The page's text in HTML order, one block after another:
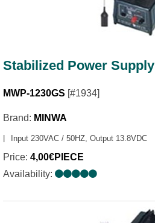
Stabilized Power Supply
MWP-1230GS [#1934]
Brand: MINWA
Input 230VAC / 50HZ, Output 13.8VDC
Price: 4,00€PIECE
Availability: